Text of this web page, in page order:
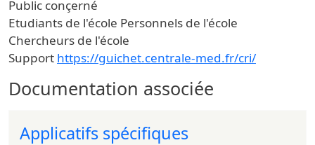
Public conçerné
Etudiants de l'école Personnels de l'école
Chercheurs de l'école
Support https://guichet.centrale-med.fr/cri/
Documentation associée
Applicatifs spécifiques